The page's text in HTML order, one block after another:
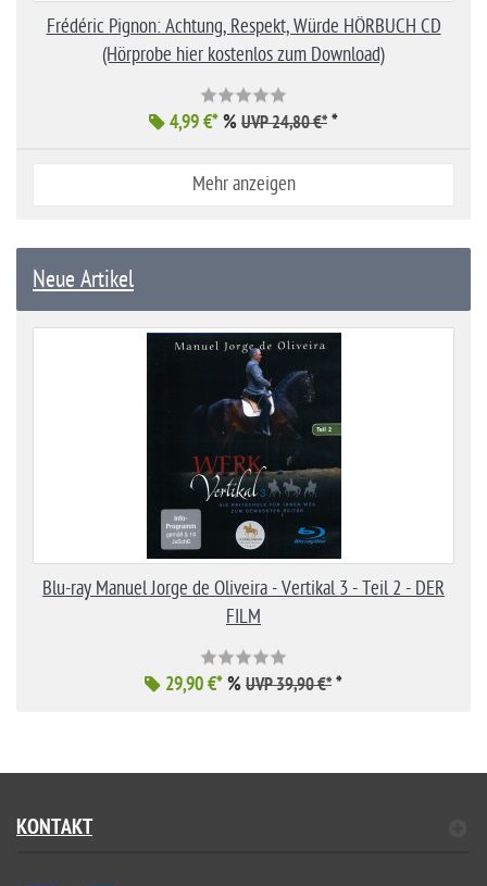
Frédéric Pignon: Achtung, Respekt, Würde HÖRBUCH CD
(Hörprobe hier kostenlos zum Download)
4,99 €*% UVP 24,80 €* *
Mehr anzeigen
Neue Artikel
Blu-ray Manuel Jorge de Oliveira - Vertikal 3 - Teil 2 - DER
FILM
29,90 €*% UVP 39,90 €* *
KONTAKT